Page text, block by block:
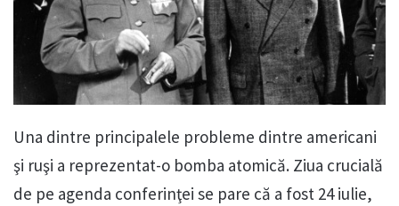
Una dintre principalele probleme dintre americani
şi ruşi a reprezentat-o bomba atomică. Ziua crucială
de pe agenda conferinţei se pare că a fost 24 iulie,